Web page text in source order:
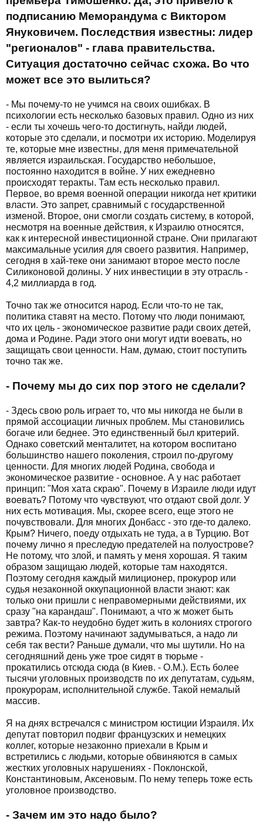
подписанию Меморандума с Виктором
Януковичем. Последствия известны: лидер
"регионалов" - глава правительства.
Ситуация достаточно сейчас схожа. Во что
может все это вылиться?
- Мы почему-то не учимся на своих ошибках. В
психологии есть несколько базовых правил. Одно из них
- если ты хочешь чего-то достигнуть, найди людей,
которые это сделали, и посмотри их историю. Моделируя
те, которые мне известны, для меня примечательной
является израильская. Государство небольшое,
постоянно находится в войне. У них ежедневно
происходят теракты. Там есть несколько правил.
Первое, во время военной операции никогда нет критики
власти. Это запрет, сравнимый с государственной
изменой. Второе, они смогли создать систему, в которой,
несмотря на военные действия, к Израилю относятся,
как к интересной инвестиционной стране. Они прилагают
максимальные усилия для своего развития. Например,
сегодня в хай-теке они занимают второе место после
Силиконовой долины. У них инвестиции в эту отрасль -
4,2 миллиарда в год.
Точно так же относится народ. Если что-то не так,
политика ставят на место. Потому что люди понимают,
что их цель - экономическое развитие ради своих детей,
дома и Родине. Ради этого они могут идти воевать, но
защищать свои ценности. Нам, думаю, стоит поступить
точно так же.
- Почему мы до сих пор этого не сделали?
- Здесь свою роль играет то, что мы никогда не были в
прямой ассоциации личных проблем. Мы становились
богаче или беднее. Это единственный был критерий.
Однако советский менталитет, на котором воспитано
большинство нашего поколения, строил по-другому
ценности. Для многих людей Родина, свобода и
экономическое развитие - основное. А у нас работает
принцип: "Моя хата скраю". Почему в Израиле люди идут
воевать? Потому что чувствуют, что отдают свой долг. У
них есть мотивация. Мы, скорее всего, еще этого не
почувствовали. Для многих Донбасс - это где-то далеко.
Крым? Ничего, поеду отдыхать не туда, а в Турцию. Вот
почему лично я преследую предателей на полуострове?
Не потому, что злой, и память у меня хорошая. Я таким
образом защищаю людей, которые там находятся.
Поэтому сегодня каждый милиционер, прокурор или
судья незаконной оккупационной власти знают: как
только они пришли с неправомерными действиями, их
сразу "на карандаш". Понимают, а что ж может быть
завтра? Как-то неудобно будет жить в колониях строгого
режима. Поэтому начинают задумываться, а надо ли
себя так вести? Раньше думали, что мы шутили. Но на
сегодняшний день уже трое сидят в тюрьме -
прокатились отсюда сюда (в Киев. - О.М.). Есть более
тысячи уголовных производств по их депутатам, судьям,
прокурорам, исполнительной службе. Такой немалый
массив.
Я на днях встречался с министром юстиции Израиля. Их
депутат повторил подвиг французских и немецких
коллег, которые незаконно приехали в Крым и
встретились с людьми, которые обвиняются в самых
жестких уголовных нарушениях - Поклонской,
Константиновым, Аксеновым. По нему теперь тоже есть
уголовное производство.
- Зачем им это надо было?